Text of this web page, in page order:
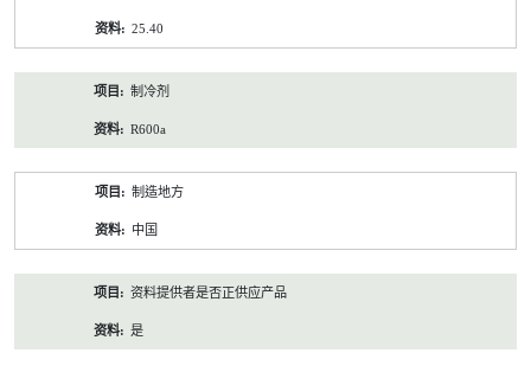
25.40
制冷剂
R600a
制造地方
中国
资料提供者是否正供应产品
是